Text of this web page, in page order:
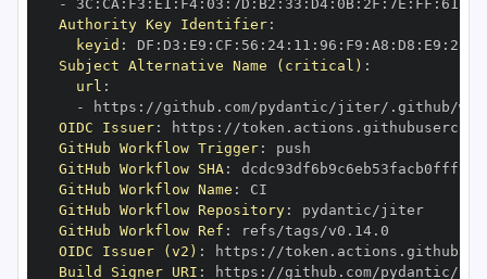
-
3C : CA : F3 : E1 : F4: 03 : 7D : B2 : 33 : D4: 0B: 2F : 7E : FF : 61
Authority Key Identifier:
keyid : DF : D3 : E9 : CF : 56 : 24: 11 : 96 : F9 : A8 : D8 : E9 : 28
Subject Alternative Name (critical) :
url :
-
https :
OIDC Issuer: https :
GitHub Workflow Trigger:
GitHub Workflow SHA:
GitHub Workflow Name :
GitHub Workflow Repository:
pydantic/jiter
GitHub Workflow Ref :
OIDC Issuer (v2) : https :
Build Signer URI : https :